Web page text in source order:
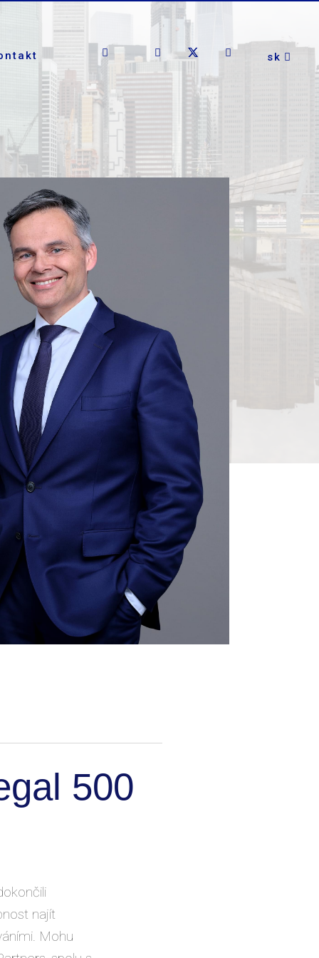
sk
500
najít
Mohu